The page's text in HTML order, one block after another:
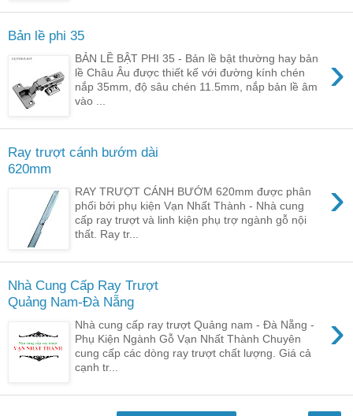
Bản lề phi 35
›
BẢN LỀ BẬT PHI 35 - Bản lề bật thường hay bản
lề Châu Âu được thiết kế với đường kính chén
nắp 35mm, độ sâu chén 11.5mm, nắp bản lề âm
vào ...
Ray trượt cánh bướm dài
620mm
›
RAY TRƯỢT CÁNH BƯỚM 620mm được phân
phối bởi phụ kiện Vạn Nhất Thành - Nhà cung
cấp ray trượt và linh kiện phụ trợ ngành gỗ nội
thất. Ray tr...
Nhà Cung Cấp Ray Trượt
Quảng Nam-Đà Nẵng
›
Nhà cung cấp ray trượt Quảng nam - Đà Nẵng -
Phụ Kiện Ngành Gỗ Vạn Nhất Thành Chuyên
cung cấp các dòng ray trượt chất lượng. Giá cả
cạnh tr...